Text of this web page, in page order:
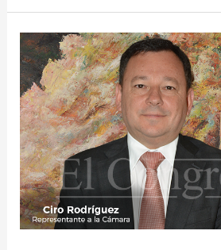
“Buscamos
paz
con
equidad
social”